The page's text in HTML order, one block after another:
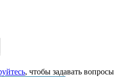
, чтобы задавать вопросы